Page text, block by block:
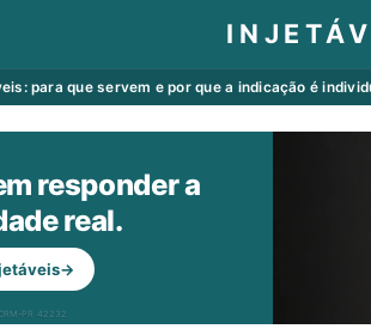
para que servem e por que a indicação é
responder a
real.
→
PR 42232